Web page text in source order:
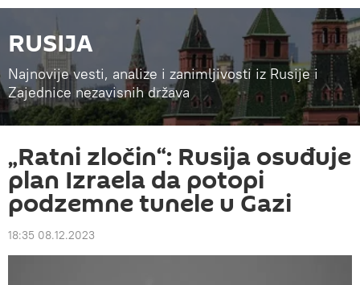
RUSIJA
Najnovije vesti, analize i zanimljivosti iz Rusije i
Zajednice nezavisnih država
„Ratni zločin“: Rusija osuđuje
plan Izraela da potopi
podzemne tunele u Gazi
18:35 08.12.2023